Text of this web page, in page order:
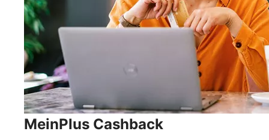
MeinPlus Cashback